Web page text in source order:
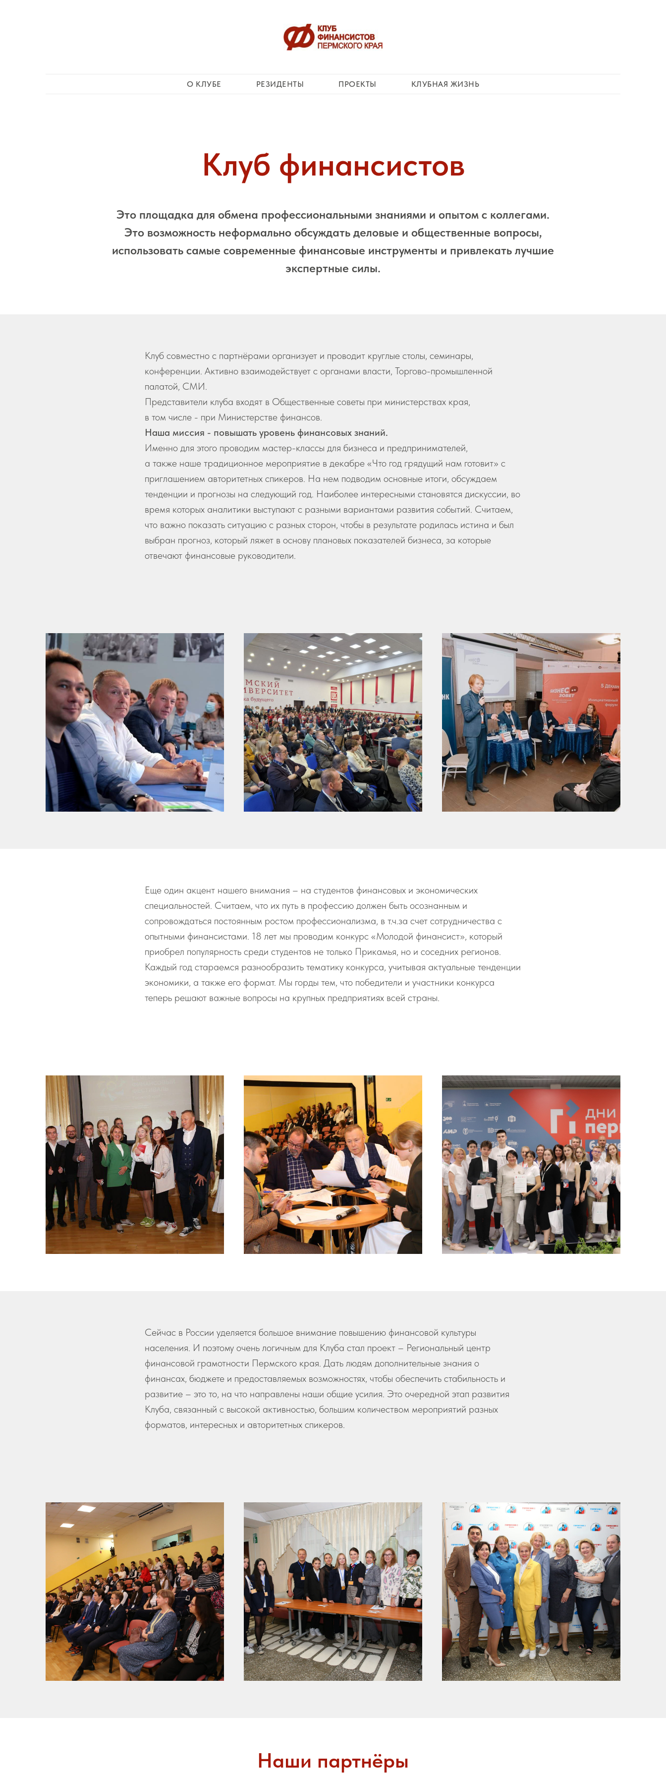
О КЛУБЕ РЕЗИДЕНТЫ ПРОЕКТЫ КЛУБНАЯ ЖИЗНЬ
Клуб финансистов
Это площадка для обмена профессиональными знаниями и опытом с коллегами.
Это возможность неформально обсуждать деловые и общественные вопросы,
использовать самые современные финансовые инструменты и привлекать лучшие
экспертные силы.
Клуб совместно с партнёрами организует и проводит круглые столы, семинары,
конференции. Активно взаимодействует с органами власти, Торгово-промышленной
палатой, СМИ.
Представители клуба входят в Общественные советы при министерствах края,
в том числе - при Министерстве финансов.
Наша миссия - повышать уровень финансовых знаний.
Именно для этого проводим мастер-классы для бизнеса и предпринимателей,
а также наше традиционное мероприятие в декабре «Что год грядущий нам готовит» с
приглашением авторитетных спикеров. На нем подводим основные итоги, обсуждаем
тенденции и прогнозы на следующий год. Наиболее интересными становятся дискуссии, во
время которых аналитики выступают с разными вариантами развития событий. Считаем,
что важно показать ситуацию с разных сторон, чтобы в результате родилась истина и был
выбран прогноз, который ляжет в основу плановых показателей бизнеса, за которые
отвечают финансовые руководители.
Еще один акцент нашего внимания – на студентов финансовых и экономических
специальностей. Считаем, что их путь в профессию должен быть осознанным и
сопровождаться постоянным ростом профессионализма, в т.ч.за счет сотрудничества с
опытными финансистами. 18 лет мы проводим конкурс «Молодой финансист», который
приобрел популярность среди студентов не только Прикамья, но и соседних регионов.
Каждый год стараемся разнообразить тематику конкурса, учитывая актуальные тенденции
экономики, а также его формат. Мы горды тем, что победители и участники конкурса
теперь решают важные вопросы на крупных предприятиях всей страны.
Сейчас в России уделяется большое внимание повышению финансовой культуры
населения. И поэтому очень логичным для Клуба стал проект – Региональный центр
финансовой грамотности Пермского края. Дать людям дополнительные знания о
финансах, бюджете и предоставляемых возможностях, чтобы обеспечить стабильность и
развитие – это то, на что направлены наши общие усилия. Это очередной этап развития
Клуба, связанный с высокой активностью, большим количеством мероприятий разных
форматов, интересных и авторитетных спикеров.
Наши партнёры